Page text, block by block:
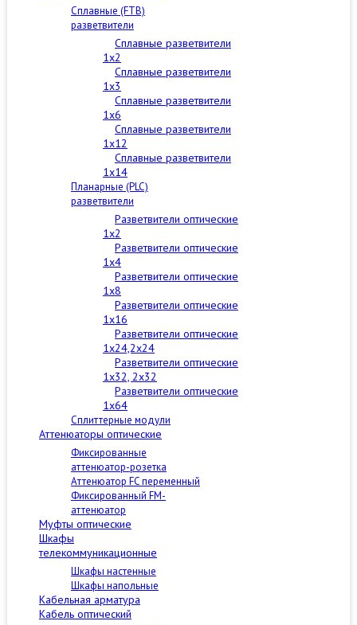
Сплавные (FTB)
разветвители
Сплавные разветвители
1x2
Сплавные разветвители
1x3
Сплавные разветвители
1x6
Сплавные разветвители
1x12
Сплавные разветвители
1x14
Планарные (PLC)
разветвители
Разветвители оптические
1x2
Разветвители оптические
1x4
Разветвители оптические
1x8
Разветвители оптические
1x16
Разветвители оптические
1x24,2x24
Разветвители оптические
1x32, 2x32
Разветвители оптические
1x64
Сплиттерные модули
Аттенюаторы оптические
Фиксированные
аттенюатор-розетка
Аттенюатор FC переменный
Фиксированный FM-
аттенюатор
Муфты оптические
Шкафы
телекоммуникационные
Шкафы настенные
Шкафы напольные
Кабельная арматура
Кабель оптический